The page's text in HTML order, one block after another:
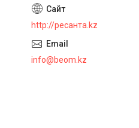
http://ресанта.kz
info@beom.kz